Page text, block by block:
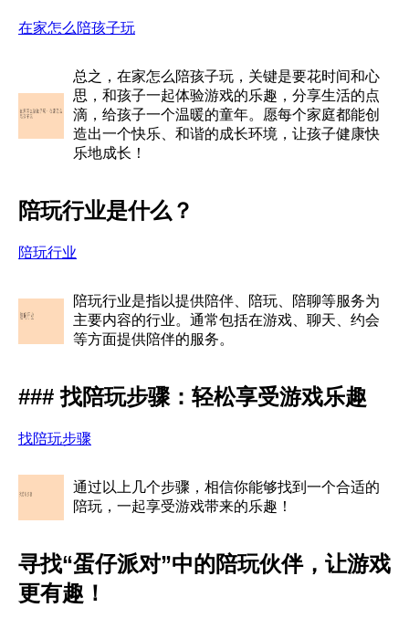
在家怎么陪孩子玩
总之，在家怎么陪孩子玩，关键是要花时间和心
思，和孩子一起体验游戏的乐趣，分享生活的点
滴，给孩子一个温暖的童年。愿每个家庭都能创
造出一个快乐、和谐的成长环境，让孩子健康快
乐地成长！
陪玩行业是什么？
陪玩行业
陪玩行业是指以提供陪伴、陪玩、陪聊等服务为
主要内容的行业。通常包括在游戏、聊天、约会
等方面提供陪伴的服务。
### 找陪玩步骤：轻松享受游戏乐趣
找陪玩步骤
通过以上几个步骤，相信你能够找到一个合适的
陪玩，一起享受游戏带来的乐趣！
寻找“蛋仔派对”中的陪玩伙伴，让游戏
更有趣！